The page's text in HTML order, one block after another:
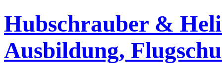
Hubschrauber &
Ausbildung,